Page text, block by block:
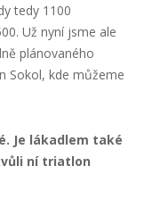
tedy 1100
Už nyní jsme ale
plánovaného
Sokol, kde můžeme
Je lákadlem také
ní triatlon